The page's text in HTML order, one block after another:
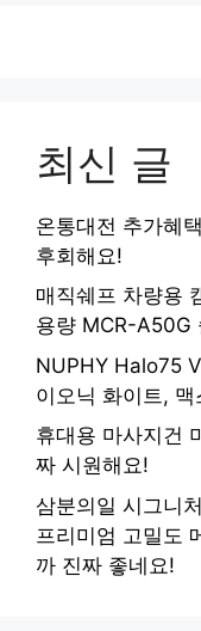
최신 글
온통대전 추가혜
후회해요!
매직쉐프 차량용
용량 MCR-A50G
NUPHY Halo75
이오닉 화이트,
휴대용 마사지건
짜 시원해요!
삼분의일 시그니
프리미엄 고밀도
까 진짜 좋네요!